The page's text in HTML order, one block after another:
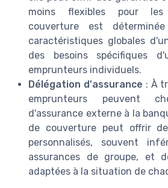
moins flexibles pour les
couverture est
caractéristiques globales
des besoins spécifiques
emprunteurs individuels.
Délégation d'assurance : À
emprunteurs peuvent
d'assurance externe à la
de couverture peut offrir
personnalisés, souvent
assurances de groupe, et
adaptées à la situation de